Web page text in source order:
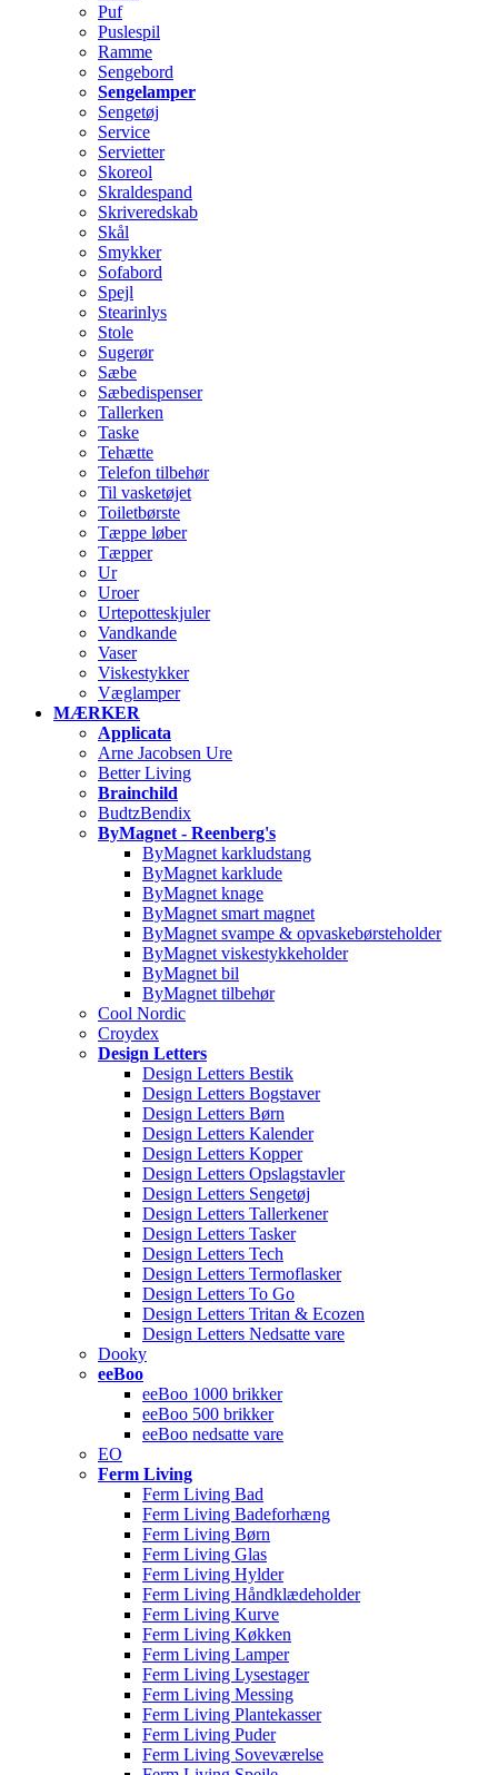
Puf
Puslespil
Ramme
Sengebord
Sengelamper
Sengetøj
Service
Servietter
Skoreol
Skraldespand
Skriveredskab
Skål
Smykker
Sofabord
Spejl
Stearinlys
Stole
Sugerør
Sæbe
Sæbedispenser
Tallerken
Taske
Tehætte
Telefon tilbehør
Til vasketøjet
Toiletbørste
Tæppe løber
Tæpper
Ur
Uroer
Urtepotteskjuler
Vandkande
Vaser
Viskestykker
Væglamper
MÆRKER
Applicata
Arne Jacobsen Ure
Better Living
Brainchild
BudtzBendix
ByMagnet - Reenberg's
ByMagnet karkludstang
ByMagnet karklude
ByMagnet knage
ByMagnet smart magnet
ByMagnet svampe & opvaskebørsteholder
ByMagnet viskestykkeholder
ByMagnet bil
ByMagnet tilbehør
Cool Nordic
Croydex
Design Letters
Design Letters Bestik
Design Letters Bogstaver
Design Letters Børn
Design Letters Kalender
Design Letters Kopper
Design Letters Opslagstavler
Design Letters Sengetøj
Design Letters Tallerkener
Design Letters Tasker
Design Letters Tech
Design Letters Termoflasker
Design Letters To Go
Design Letters Tritan & Ecozen
Design Letters Nedsatte vare
Dooky
eeBoo
eeBoo 1000 brikker
eeBoo 500 brikker
eeBoo nedsatte vare
EO
Ferm Living
Ferm Living Bad
Ferm Living Badeforhæng
Ferm Living Børn
Ferm Living Glas
Ferm Living Hylder
Ferm Living Håndklædeholder
Ferm Living Kurve
Ferm Living Køkken
Ferm Living Lamper
Ferm Living Lysestager
Ferm Living Messing
Ferm Living Plantekasser
Ferm Living Puder
Ferm Living Soveværelse